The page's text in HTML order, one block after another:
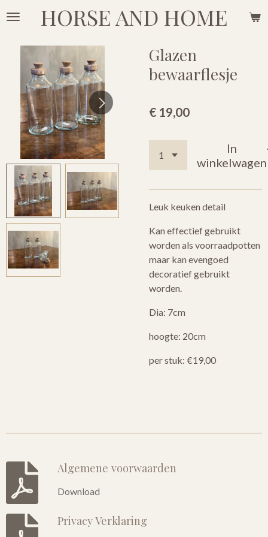
Ga
hoofdinhoud
HORSE AND HOME
Glazen
bewaarflesje
€ 19,00
In
winkelwagen
Leuk keuken detail
Kan effectief gebruikt
worden als voorraadpotten
maar kan evengoed
decoratief gebruikt
worden.
Dia: 7cm
hoogte: 20cm
per stuk: €19,00
Algemene voorwaarden
Download
Privacy Verklaring